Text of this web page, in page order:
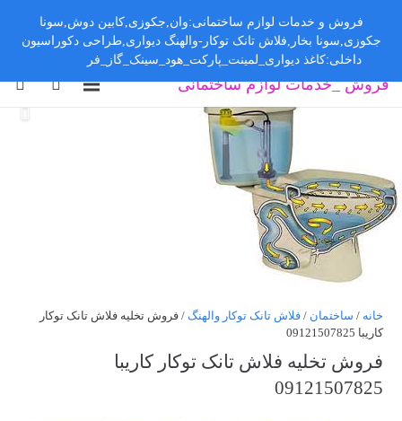
فروش _خدمات لوازم ساختمانی
خانه / ساختمان / فلاش تانک توکار والهنگ / فروش تخلیه فلاش تانک توکار
کاریبا 09121507825
فروش تخلیه فلاش تانک توکار کاریبا
09121507825
فروش و خدمات لوازم ساختمانی:وان,جکوزی,کابین دوش,سونا
جکوزی,سونا بخار,فلاش تانک توکار-والهنگ دیواری,طراحی دکوراسیون
داخلی:کاغذ دیواری_لمینت_پارکت_هود_سینک_گاز_فر